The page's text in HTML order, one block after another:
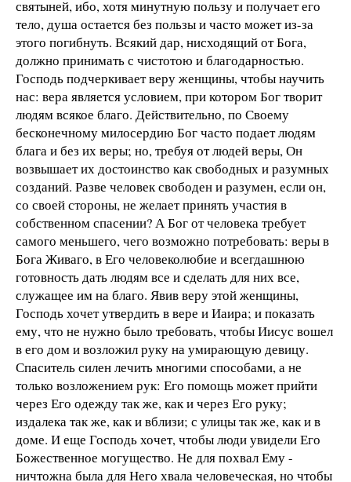
святыней, ибо, хотя минутную пользу и получает его
тело, душа остается без пользы и часто может из-за
этого погибнуть. Всякий дар, нисходящий от Бога,
должно принимать с чистотою и благодарностью.
Господь подчеркивает веру женщины, чтобы научить
нас: вера является условием, при котором Бог творит
людям всякое благо. Действительно, по Своему
бесконечному милосердию Бог часто подает людям
блага и без их веры; но, требуя от людей веры, Он
возвышает их достоинство как свободных и разумных
созданий. Разве человек свободен и разумен, если он,
со своей стороны, не желает принять участия в
собственном спасении? А Бог от человека требует
самого меньшего, чего возможно потребовать: веры в
Бога Живаго, в Его человеколюбие и всегдашнюю
готовность дать людям все и сделать для них все,
служащее им на благо. Явив веру этой женщины,
Господь хочет утвердить в вере и Иаира; и показать
ему, что не нужно было требовать, чтобы Иисус вошел
в его дом и возложил руку на умирающую девицу.
Спаситель силен лечить многими способами, а не
только возложением рук: Его помощь может прийти
через Его одежду так же, как и через Его руку;
издалека так же, как и вблизи; с улицы так же, как и в
доме. И еще Господь хочет, чтобы люди увидели Его
Божественное могущество. Не для похвал Ему -
ничтожна была для Него хвала человеческая, но чтобы